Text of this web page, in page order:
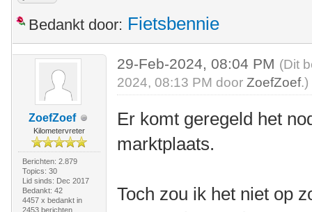
Bedankt door: Fietsbennie
ZoefZoef
Kilometervreter
Berichten: 2.879
Topics: 30
Lid sinds: Dec 2017
Bedankt: 42
4457 x bedankt in
2453 berichten
29-Feb-2024, 08:04 PM (Dit
2024, 08:13 PM doorZoefZoef.)
Er komt geregeld het
marktplaats.
Toch zou ik het niet op